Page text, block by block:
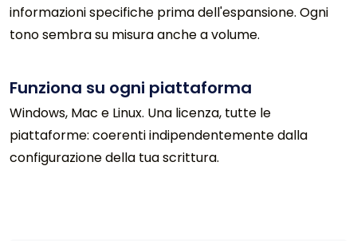
informazioni specifiche prima dell'espansione. Ogni
tono sembra su misura anche a volume.
Funziona su ogni piattaforma
Windows, Mac e Linux. Una licenza, tutte le
piattaforme: coerenti indipendentemente dalla
configurazione della tua scrittura.